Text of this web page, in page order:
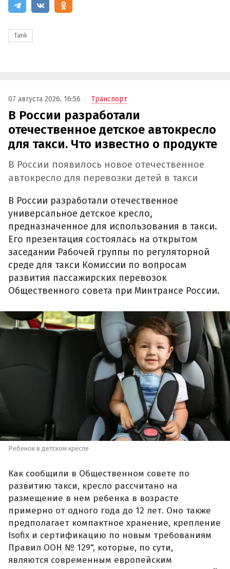
Tank
07 августа 2026, 16:56 Транспорт
В России разработали
отечественное детское автокресло
для такси. Что известно о продукте
В России появилось новое отечественное
автокресло для перевозки детей в такси
В России разработали отечественное
универсальное детское кресло,
предназначенное для использования в такси.
Его презентация состоялась на открытом
заседании Рабочей группы по регуляторной
среде для такси Комиссии по вопросам
развития пассажирских перевозок
Общественного совета при Минтрансе России.
Ребенок в детском кресле
Как сообщили в Общественном совете по
развитию такси, кресло рассчитано на
размещение в нем ребенка в возрасте
примерно от одного года до 12 лет. Оно также
предполагает компактное хранение, крепление
Isofix и сертификацию по новым требованиям
Правил ООН № 129", которые, по сути,
являются современным европейским